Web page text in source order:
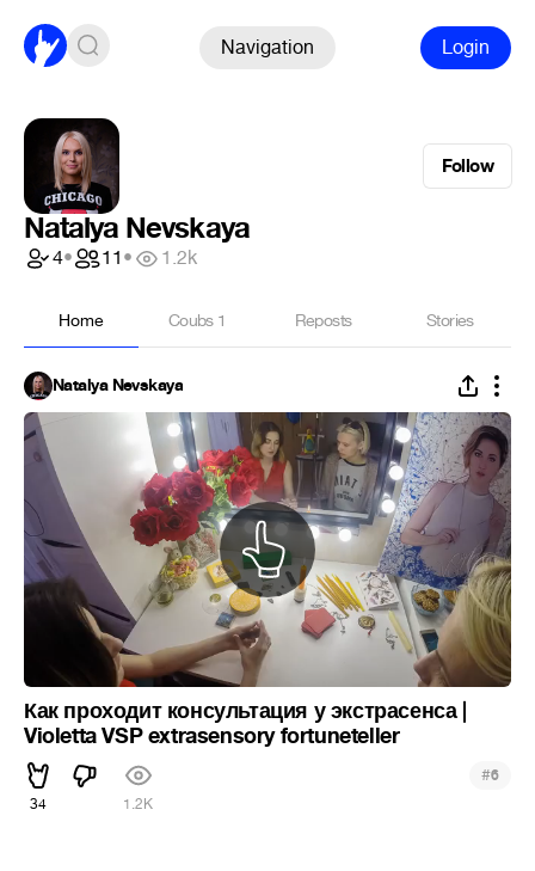
Navigation Login
Follow
Natalya Nevskaya
4• 11• 1.2k
Home Coubs 1 Reposts Stories
Natalya Nevskaya
Как проходит консультация у экстрасенса |
Violetta VSP extrasensory fortuneteller
34 1.2K
#6